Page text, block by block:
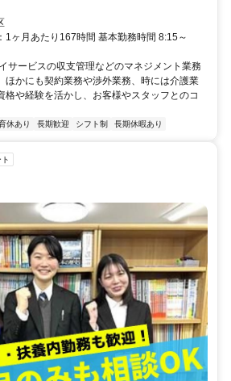
1ヶ月あたり167時間 基本勤務時間 8:15～
サービスの収支管理などのマネジメント業務
ほかにも契約業務や渉外業務、時には介護業
格や経験を活かし、お客様やスタッフとのコ
休あり 長期歓迎 シフト制 長期休暇あり